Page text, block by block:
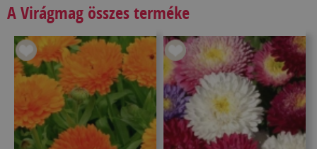
A Virágmag összes terméke